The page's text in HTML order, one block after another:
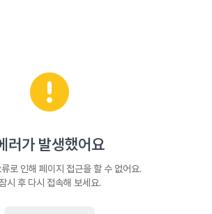
러가 발생했어요
로 인해 페이지 접근을 할 수 없어요.
잠시 후 다시 접속해 보세요.